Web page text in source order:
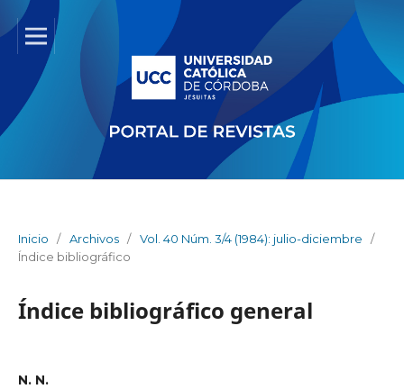
Inicio / Archivos / Vol. 40 Núm. 3/4 (1984): julio-diciembre
/
Índice bibliográfico
Índice bibliográfico general
N. N.